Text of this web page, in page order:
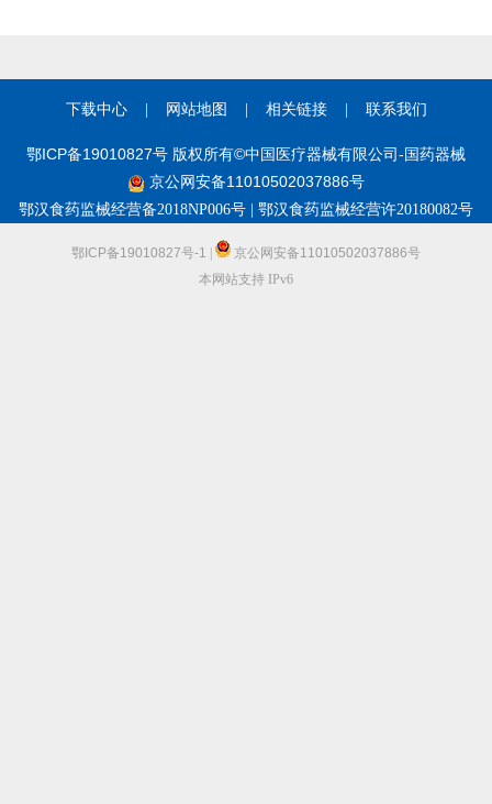
下载中心 网站地图 相关链接 联系我们
鄂ICP备19010827号 版权所有©中国医疗器械有限公司-国药器械
京公网安备11010502037886号
鄂汉食药监械经营备2018NP006号 | 鄂汉食药监械经营许20180082号
鄂ICP备19010827号-1 |
京公网安备11010502037886号
本网站支持 IPv6